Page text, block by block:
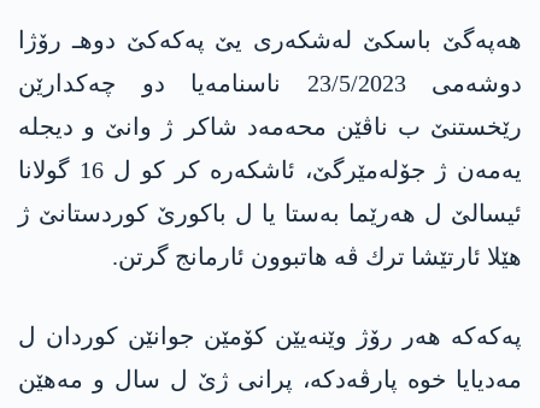
هه‌په‌گێ باسكێ له‌شكه‌ری یێ په‌كه‌كێ دوهـ رۆژا
دوشه‌می 23/5/2023 ناسنامه‌یا دو چه‌كدارێن
رێخستنێ ب ناڤێن محه‌مه‌د شاكر ژ وانێ و دیجله‌
یه‌مه‌ن ژ جۆله‌مێرگێ، ئاشكه‌ره‌ كر كو ل 16 گولانا
ئیسالێ ل هه‌رێما به‌ستا یا ل باكورێ كوردستانێ ژ
هێلا ئارتێشا ترك ڤه‌ هاتبوون ئارمانج گرتن.
په‌كه‌كه‌ هه‌ر رۆژ وێنه‌یێن كۆمێن جوانێن كوردان ل
مه‌دیایا خوه‌ پارڤه‌دكه‌، پرانی ژێ ل سال و مه‌هێن